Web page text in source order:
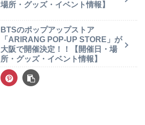
場所・グッズ・イベント情報】
BTSのポップアップストア
「ARIRANG POP-UP STORE」が
大阪で開催決定！！【開催日・場
所・グッズ・イベント情報】